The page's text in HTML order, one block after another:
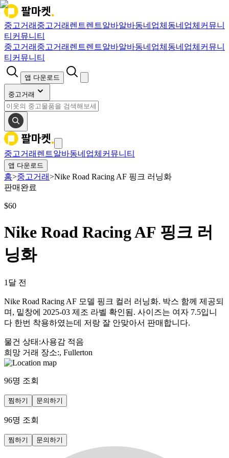
중고거래 중고거래 렌트렌트알바알바동네업체 동네업체 커뮤니
티 커뮤니티
중고거래 중고거래 렌트렌트알바알바동네업체 동네업체 커뮤니
티 커뮤니티
앱 다운로드
중고거래
중고거래 렌트알바동네업체 커뮤니티
앱 다운로드
홈>중고거래>Nike Road Racing AF 핑크 러닝화
판매완료
$60
Nike Road Racing AF 핑크 러
닝화
1달 전
Nike Road Racing AF 모델 핑크 컬러 러닝화. 박스 함께 제공되
며, 밑창에 2025-03 제조 라벨 확인됨. 사이즈는 여자 7.5입니
다 한번 착용하였는데 저랑 잘 안맞아서 판매합니다.
물건 상태 :사용감 적음
희망 거래 장소:, Fullerton
96명 조회
찜하기 문의하기
96명 조회
찜하기 문의하기